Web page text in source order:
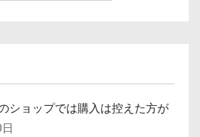
ショップでは購入は控えた方が